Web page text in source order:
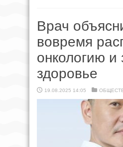
Врач
вовремя
онкологию и
здоровье
19.08.2025 14:05